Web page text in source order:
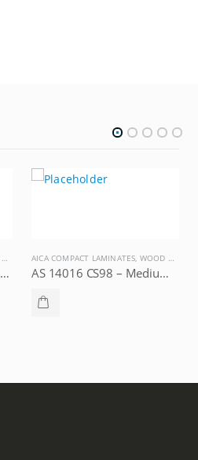
AS 14028 S98 – Medium Estate Cherry, AICA Compact Laminate
AICA COMPACT LAMINATES, WOOD GRAINS
AS 14016 CS98 – Medium Berry Teak, AICA Compact Laminate